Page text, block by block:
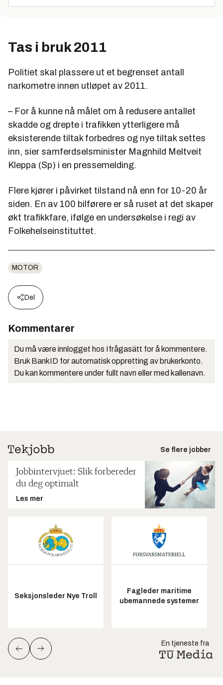
Tas i bruk 2011
Politiet skal plassere ut et begrenset antall
narkometre innen utløpet av 2011.
– For å kunne nå målet om å redusere antallet
skadde og drepte i trafikken ytterligere må
eksisterende tiltak forbedres og nye tiltak settes
inn, sier samferdselsminister Magnhild Meltveit
Kleppa (Sp) i en pressemelding.
Flere kjører i påvirket tilstand nå enn for 10-20 år
siden. En av 100 bilførere er så ruset at det skaper
økt trafikkfare, ifølge en undersøkelse i regi av
Folkehelseinstituttet.
MOTOR
Del
Kommentarer
Du må være innlogget hos Ifrågasätt for å kommentere.
Bruk BankID for automatisk oppretting av brukerkonto.
Du kan kommentere under fullt navn eller med kallenavn.
Se flere jobber
Jobbintervjuet: Slik forbereder
du deg optimalt
Les mer
Seksjonsleder Nye Troll
Fagleder maritime
ubemannede systemer
En tjeneste fra